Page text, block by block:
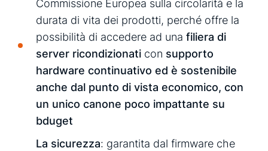
Commissione Europea sulla circolarità e la
durata di vita dei prodotti, perché offre la
possibilità di accedere ad una filiera di
server ricondizionati con supporto
hardware continuativo ed è sostenibile
anche dal punto di vista economico, con
un unico canone poco impattante su
bduget
La sicurezza: garantita dal firmware che